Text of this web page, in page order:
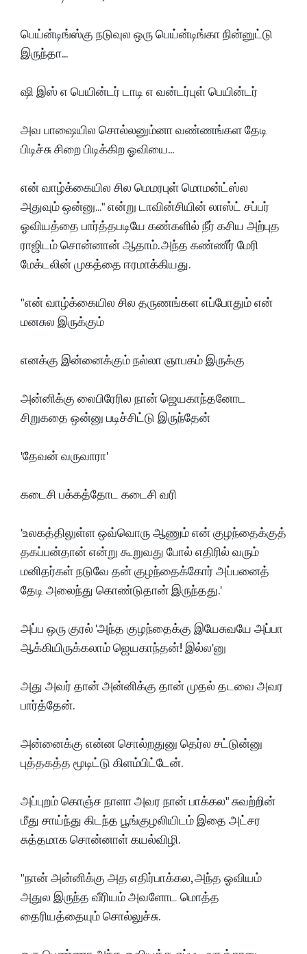
பெய்ன்டிங்ஸ்கு நடுவுல ஒரு பெய்ன்டிங்கா நின்னுட்டு
இருந்தா...
ஷி இஸ் எ பெயின்டர் டாடி எ வன்டர்புள் பெயின்டர்
அவ பாஷையில சொல்லனும்னா வண்ணங்கள தேடி
பிடிச்சு சிறை பிடிக்கிற ஓவியை...
என் வாழ்க்கையில சில மெமரபுள் மொமன்ட்ஸ்ல
அதுவும் ஒன்னு..." என்று டாவின்சியின் லாஸ்ட் சப்பர்
ஓவியத்தை பார்த்தபடியே கண்களில் நீர் கசிய அற்புத
ராஜிடம் சொன்னான் ஆதாம். அந்த கண்ணீர் மேரி
மேக்டலின் முகத்தை ஈரமாக்கியது.
"என் வாழ்க்கையில சில தருணங்கள எப்போதும் என்
மனசுல இருக்கும்
எனக்கு இன்னைக்கும் நல்லா ஞாபகம் இருக்கு
அன்னிக்கு லைபிரேரில நான் ஜெயகாந்தனோட
சிறுகதை ஒன்னு படிச்சிட்டு இருந்தேன்
'தேவன் வருவாரா'
கடைசி பக்கத்தோட கடைசி வரி
'உலகத்திலுள்ள ஒவ்வொரு ஆணும் என் குழந்தைக்குத்
தகப்பன்தான் என்று கூறுவது போல் எதிரில் வரும்
மனிதர்கள் நடுவே தன் குழந்தைக்கோர் அப்பனைத்
தேடி அலைந்து கொண்டுதான் இருந்தது.'
அப்ப ஒரு குரல் 'அந்த குழந்தைக்கு இயேசுவயே அப்பா
ஆக்கியிருக்கலாம் ஜெயகாந்தன்! இல்ல'னு
அது அவர் தான் அன்னிக்கு தான் முதல் தடவை அவர
பார்த்தேன்.
அன்னைக்கு என்ன சொல்றதுனு தெர்ல சட்டுன்னு
புத்தகத்த மூடிட்டு கிளம்பிட்டேன்.
அப்புறம் கொஞ்ச நாளா அவர நான் பாக்கல" சுவற்றின்
மீது சாய்ந்து கிடந்த பூங்குழலியிடம் இதை அட்சர
சுத்தமாக சொன்னாள் கயல்விழி.
"நான் அன்னிக்கு அத எதிர்பாக்கல, அந்த ஓவியம்
அதுல இருந்த வீரியம் அவளோட மொத்த
தைரியத்தையும் சொல்லுச்சு.